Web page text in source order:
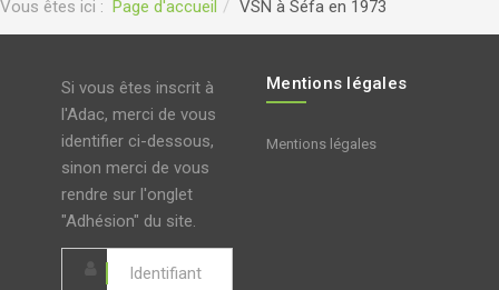
Vous êtes ici : Page d'accueil VSN à Séfa en 1973
Si vous êtes inscrit à
l'Adac, merci de vous
identifier ci-dessous,
sinon merci de vous
rendre sur l'onglet
"Adhésion" du site.
Mentions légales
Mentions légales